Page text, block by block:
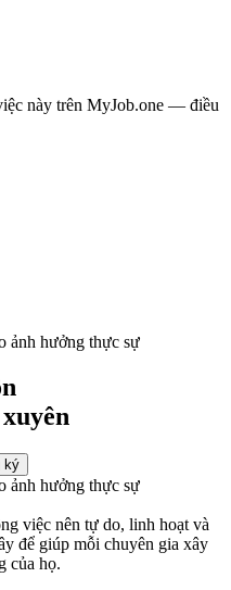
này trên MyJob.one — điều
ký
việc nên tự do, linh hoạt và
để giúp mỗi chuyên gia xây
của họ.